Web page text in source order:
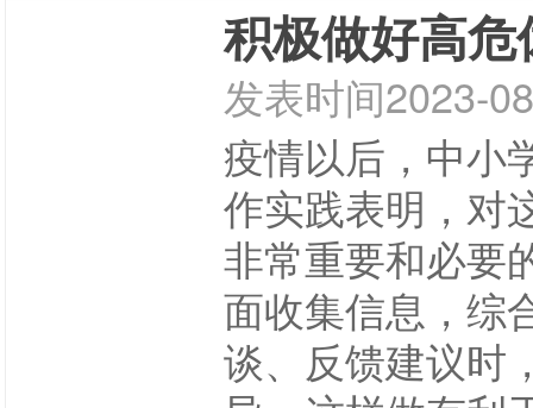
积极做好高
发表时间2023-
疫情以后，中小
作实践表明，对
非常重要和必要
面收集信息，综
谈、反馈建议时